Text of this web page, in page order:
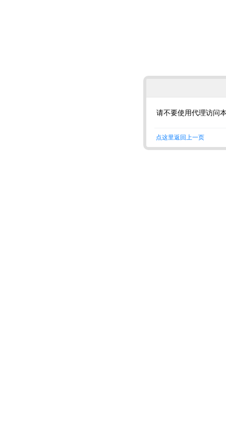
请不要使用代理访问
点这里返回上一页